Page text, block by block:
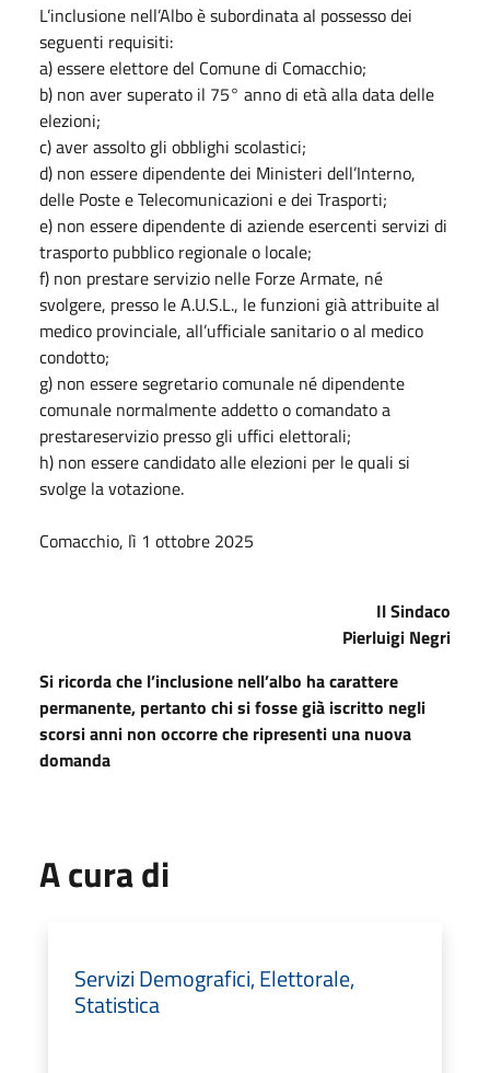
L’inclusione nell’Albo è subordinata al possesso dei
seguenti requisiti:
a) essere elettore del Comune di Comacchio;
b) non aver superato il 75° anno di età alla data delle
elezioni;
c) aver assolto gli obblighi scolastici;
d) non essere dipendente dei Ministeri dell’Interno,
delle Poste e Telecomunicazioni e dei Trasporti;
e) non essere dipendente di aziende esercenti servizi di
trasporto pubblico regionale o locale;
f) non prestare servizio nelle Forze Armate, né
svolgere, presso le A.U.S.L., le funzioni già attribuite al
medico provinciale, all’ufficiale sanitario o al medico
condotto;
g) non essere segretario comunale né dipendente
comunale normalmente addetto o comandato a
prestareservizio presso gli uffici elettorali;
h) non essere candidato alle elezioni per le quali si
svolge la votazione.
Comacchio, lì 1 ottobre 2025
Il Sindaco
Pierluigi Negri
Si ricorda che l’inclusione nell’albo ha carattere
permanente, pertanto chi si fosse già iscritto negli
scorsi anni non occorre che ripresenti una nuova
domanda
A cura di
Servizi Demografici, Elettorale,
Statistica